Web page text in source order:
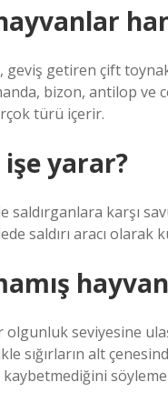
geviş getiren çift
bizon, antilop ve
türü içerir.
yarar?
saldırganlara karşı
saldırı aracı olarak
hayvan
seviyesine
sığırların alt
kaybetmediğini